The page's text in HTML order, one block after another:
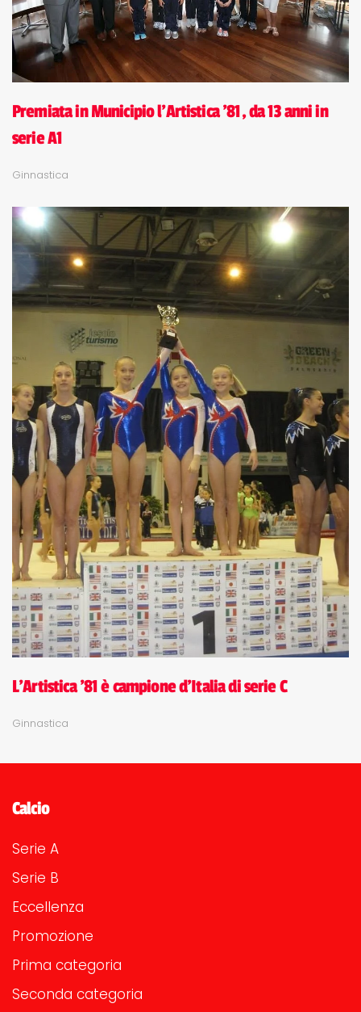
Premiata in Municipio l'Artistica '81, da 13 anni in
serie A1
Ginnastica
L'Artistica '81 è campione d'Italia di serie C
Ginnastica
Calcio
Serie A
Serie B
Eccellenza
Promozione
Prima categoria
Seconda categoria